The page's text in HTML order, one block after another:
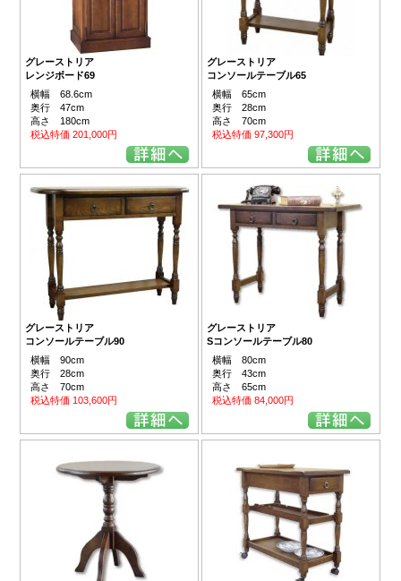
グレーストリア
レンジボード69
横幅 68.6cm
奥行 47cm
高さ 180cm
税込特価 201,000円
グレーストリア
コンソールテーブル65
横幅 65cm
奥行 28cm
高さ 70cm
税込特価 97,300円
グレーストリア
コンソールテーブル90
横幅 90cm
奥行 28cm
高さ 70cm
税込特価 103,600円
グレーストリア
Sコンソールテーブル80
横幅 80cm
奥行 43cm
高さ 65cm
税込特価 84,000円